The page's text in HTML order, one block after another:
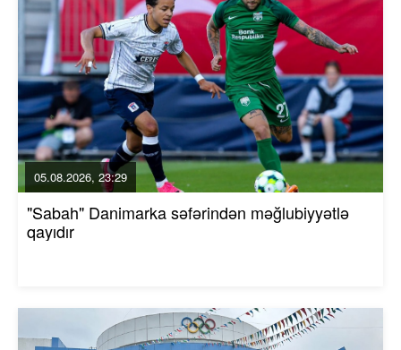
05.08.2026, 23:29
"Sabah" Danimarka səfərindən məğlubiyyətlə
qayıdır